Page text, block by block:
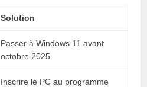
Solution
Passer à Windows 11 avant
octobre 2025
Inscrire le PC au programme